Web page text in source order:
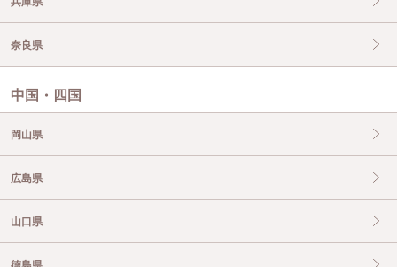
奈良県
中国・四国
岡山県
広島県
山口県